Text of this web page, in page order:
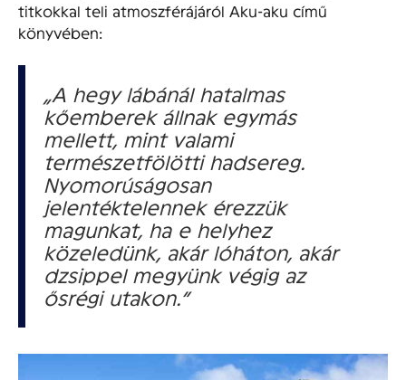
titkokkal teli atmoszférájáról Aku-aku című
könyvében:
„A hegy lábánál hatalmas
kőemberek állnak egymás
mellett, mint valami
természetfölötti hadsereg.
Nyomorúságosan
jelentéktelennek érezzük
magunkat, ha e helyhez
közeledünk, akár lóháton, akár
dzsippel megyünk végig az
ősrégi utakon.”